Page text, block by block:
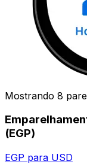
Mostrando 8
(EGP)
EGP para USD